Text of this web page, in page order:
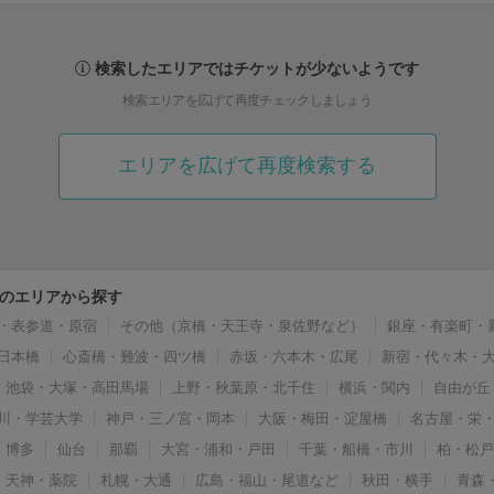
検索したエリアではチケットが少ないようです
検索エリアを広げて再度チェックしましょう
エリアを広げて再度検索する
エリアから探す
表参道・原宿 その他（京橋・天王寺・泉佐野など）
銀座・有楽町・
本橋
心斎橋・難波・四ツ橋 赤坂・六本木・広尾
新宿・代々木・
池袋・大塚・高田馬場 上野・秋葉原・北千住 横浜・関内
自由が
・学芸大学
神戸・三ノ宮・岡本 大阪・梅田・淀屋橋
名古屋・栄
博多 仙台 那覇 大宮・浦和・戸田 千葉・船橋・市川
柏・松
天神・薬院 札幌・大通 広島・福山・尾道など 秋田・横手
青森